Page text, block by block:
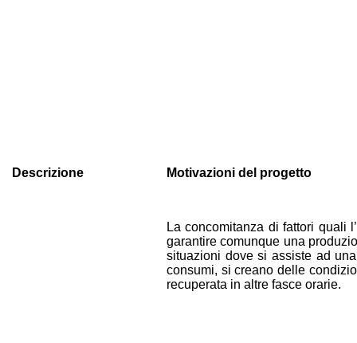
Descrizione Motivazioni del progetto
La concomitanza di fattori quali
garantire comunque una
situazioni dove si assiste ad
consumi, si creano delle
recuperata in altre fasce orarie.